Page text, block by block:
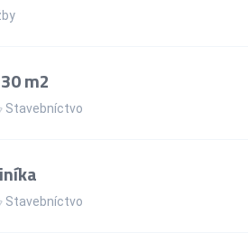
m2
Stavebníctvo
Stavebníctvo